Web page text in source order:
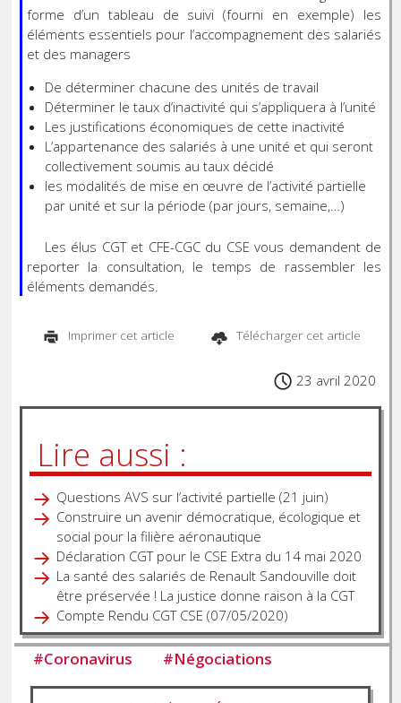
forme d’un tableau de suivi (fourni en exemple) les
éléments essentiels pour l’accompagnement des salariés
et des managers
De déterminer chacune des unités de travail
Déterminer le taux d’inactivité qui s’appliquera à l’unité
Les justifications économiques de cette inactivité
L’appartenance des salariés à une unité et qui seront
collectivement soumis au taux décidé
les modalités de mise en œuvre de l’activité partielle
par unité et sur la période (par jours, semaine,…)
Les élus CGT et CFE-CGC du CSE vous demandent de
reporter la consultation, le temps de rassembler les
éléments demandés.
Imprimer cet article Télécharger cet article
23 avril 2020
Lire aussi :
Questions AVS sur l’activité partielle (21 juin)
Construire un avenir démocratique, écologique et
social pour la filière aéronautique
Déclaration CGT pour le CSE Extra du 14 mai 2020
La santé des salariés de Renault Sandouville doit
être préservée ! La justice donne raison à la CGT
Compte Rendu CGT CSE (07/05/2020)
#Coronavirus #Négociations